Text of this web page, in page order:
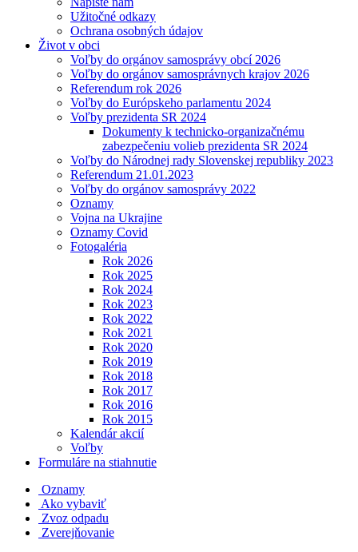
Užitočné odkazy
Ochrana osobných údajov
Život v obci
Voľby do orgánov samosprávy obcí 2026
Voľby do orgánov samosprávnych krajov 2026
Referendum rok 2026
Voľby do Európskeho parlamentu 2024
Voľby prezidenta SR 2024
Dokumenty k technicko-organizačnému
zabezpečeniu volieb prezidenta SR 2024
Voľby do Národnej rady Slovenskej republiky 2023
Referendum 21.01.2023
Voľby do orgánov samosprávy 2022
Oznamy
Vojna na Ukrajine
Oznamy Covid
Fotogaléria
Rok 2026
Rok 2025
Rok 2024
Rok 2023
Rok 2022
Rok 2021
Rok 2020
Rok 2019
Rok 2018
Rok 2017
Rok 2016
Rok 2015
Kalendár akcií
Voľby
Formuláre na stiahnutie
Oznamy
Ako vybaviť
Zvoz odpadu
Zverejňovanie